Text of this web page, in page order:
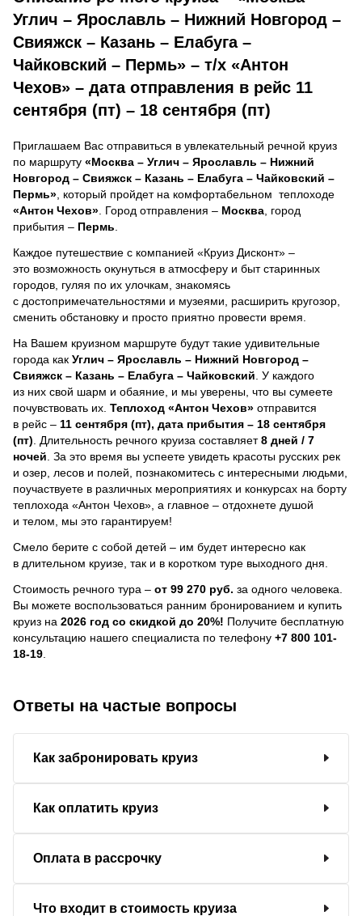
Углич – Ярославль – Нижний Новгород –
Свияжск – Казань – Елабуга –
Чайковский – Пермь» – т/х «Антон
Чехов» – дата отправления в рейс 11
сентября (пт) – 18 сентября (пт)
Приглашаем Вас отправиться в увлекательный речной круиз
по маршруту «Москва – Углич – Ярославль – Нижний
Новгород – Свияжск – Казань – Елабуга – Чайковский –
Пермь» , который пройдет на комфортабельном теплоходе
«Антон Чехов» . Город отправления – Москва , город
прибытия – Пермь
Каждое путешествие с компанией «Круиз Дисконт» –
это возможность окунуться в атмосферу и быт старинных
городов, гуляя по их улочкам, знакомясь
с достопримечательностями и музеями, расширить кругозор,
сменить обстановку и просто приятно провести время.
На Вашем круизном маршруте будут такие удивительные
города как Углич – Ярославль – Нижний Новгород –
Свияжск – Казань – Елабуга – Чайковский . У каждого
из них свой шарм и обаяние, и мы уверены, что вы сумеете
почувствовать их. Теплоход «Антон Чехов» отправится
в рейс – 11 сентября (пт), дата прибытия – 18 сентября
(пт) . Длительность речного круиза составляет8 дней / 7
ночей За это время вы успеете увидеть красоты русских рек
и озер, лесов и полей, познакомитесь с интересными людьми,
поучаствуете в различных мероприятиях и конкурсах на борту
теплохода «Антон Чехов», а главное – отдохнете душой
и телом, мы это гарантируем!
Смело берите с собой детей – им будет интересно как
в длительном круизе, так и в коротком туре выходного дня.
Стоимость речного тура – от 99 270 руб. за одного человека.
Вы можете воспользоваться ранним бронированием и купить
круиз на 2026 год со скидкой до 20%! Получите бесплатную
консультацию нашего специалиста по телефону +7 800 101-
18-19
Ответы на частые вопросы
Как забронировать круиз
Как оплатить круиз
Оплата в рассрочку
Что входит в стоимость круиза